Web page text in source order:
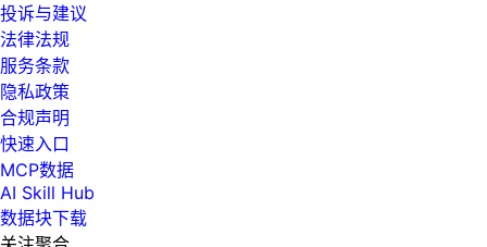
投诉与建议
法律法规
服务条款
隐私政策
合规声明
快速入口
MCP数据
AI Skill Hub
数据块下载